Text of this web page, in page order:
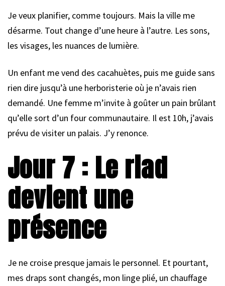
Je veux planifier, comme toujours. Mais la ville me
désarme. Tout change d’une heure à l’autre. Les sons,
les visages, les nuances de lumière.
Un enfant me vend des cacahuètes, puis me guide sans
rien dire jusqu’à une herboristerie où je n’avais rien
demandé. Une femme m’invite à goûter un pain brûlant
qu’elle sort d’un four communautaire. Il est 10h, j’avais
prévu de visiter un palais. J’y renonce.
Jour 7 : Le riad
devient une
présence
Je ne croise presque jamais le personnel. Et pourtant,
mes draps sont changés, mon linge plié, un chauffage